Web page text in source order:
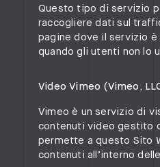
Questo tipo di servizio
raccogliere dati sul
pagine dove il servizio è
quando gli utenti non lo
Video Vimeo (Vimeo,
Vimeo è un servizio di
contenuti video gestito
permette a questo Sito
contenuti all’interno